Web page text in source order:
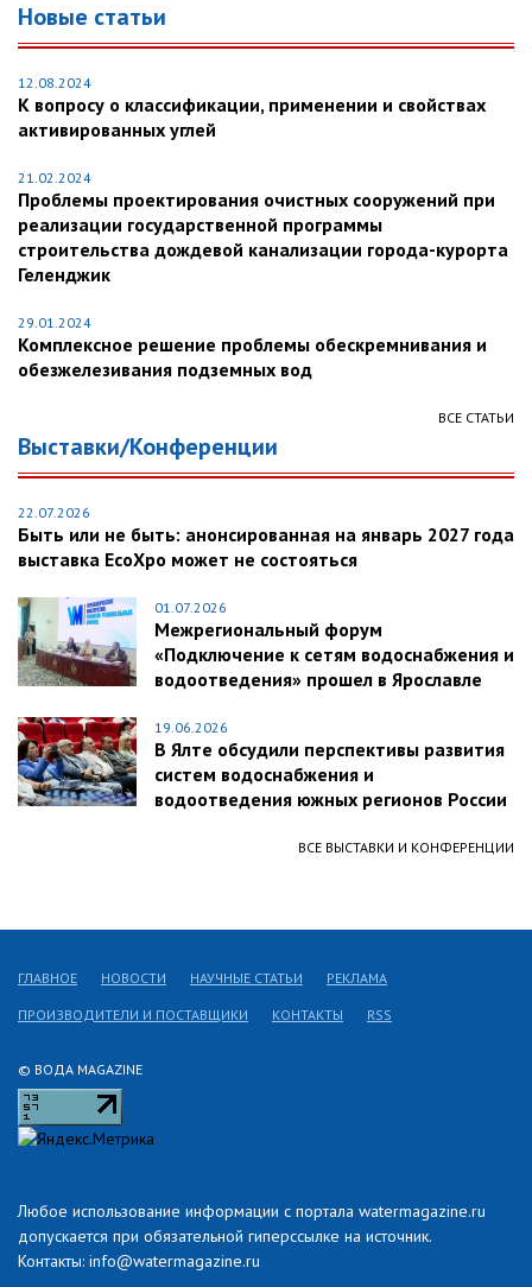
Новые статьи
12.08.2024
К вопросу о классификации, применении и свойствах
активированных углей
21.02.2024
Проблемы проектирования очистных сооружений при
реализации государственной программы
строительства дождевой канализации города-курорта
Геленджик
29.01.2024
Комплексное решение проблемы обескремнивания и
обезжелезивания подземных вод
ВСЕ СТАТЬИ
Выставки/Конференции
22.07.2026
Быть или не быть: анонсированная на январь 2027 года
выставка EcoXpo может не состояться
01.07.2026
Межрегиональный форум
«Подключение к сетям водоснабжения и
водоотведения» прошел в Ярославле
19.06.2026
В Ялте обсудили перспективы развития
систем водоснабжения и
водоотведения южных регионов России
ВСЕ ВЫСТАВКИ И КОНФЕРЕНЦИИ
© ВОДА MAGAZINE
Любое использование информации с портала watermagazine.ru
допускается при обязательной гиперссылке на источник.
Контакты: info@watermagazine.ru
ГЛАВНОЕ НОВОСТИ НАУЧНЫЕ СТАТЬИ РЕКЛАМА
ПРОИЗВОДИТЕЛИ И ПОСТАВЩИКИ КОНТАКТЫ RSS